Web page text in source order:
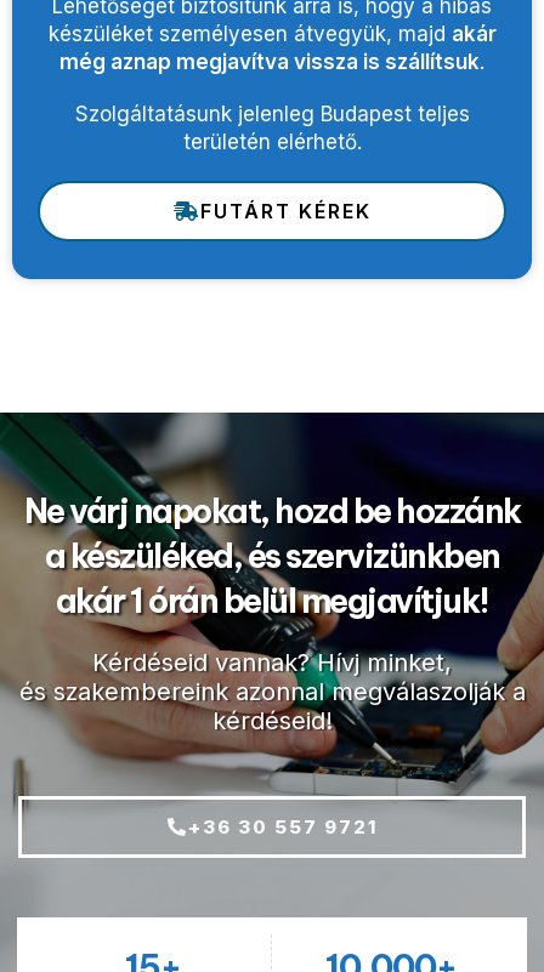
Lehetőséget biztosítunk arra is, hogy a hibás
készüléket személyesen átvegyük, majd akár
még aznap megjavítva vissza is szállítsuk.
Szolgáltatásunk jelenleg Budapest teljes
területén elérhető.
FUTÁRT KÉREK
Ne várj napokat, hozd be hozzánk
a készüléked, és szervizünkben
akár 1 órán belül megjavítjuk!
Kérdéseid vannak? Hívj minket,
és szakembereink azonnal megválaszolják a
kérdéseid!
+36 30 557 9721